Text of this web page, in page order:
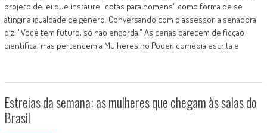
projeto de lei que instaure "cotas para homens" como forma de se
atingir a igualdade de gênero. Conversando com o assessor, a senadora
diz: "Você tem futuro, só não engorda." As cenas parecem de ficção
científica, mas pertencem a Mulheres no Poder, comédia escrita e
Estreias da semana: as mulheres que chegam às salas do
Brasil